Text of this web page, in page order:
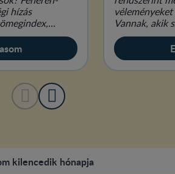
hízás
várandósan.
Vannak, akik
mások hallani
kilencedik hónapja